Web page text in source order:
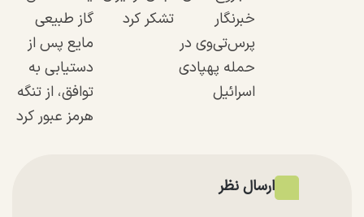
خبرنگار
پرس‌تی‌وی در
حمله پهپادی
اسرائیل
تشکر کرد
گاز طبیعی
مایع پس از
دستیابی به
توافق، از تنگه
هرمز عبور کرد
ارسال نظر